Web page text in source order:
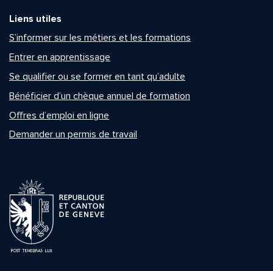
Liens utiles
S’informer sur les métiers et les formations
Entrer en apprentissage
Se qualifier ou se former en tant qu’adulte
Bénéficier d’un chèque annuel de formation
Offres d’emploi en ligne
Demander un permis de travail